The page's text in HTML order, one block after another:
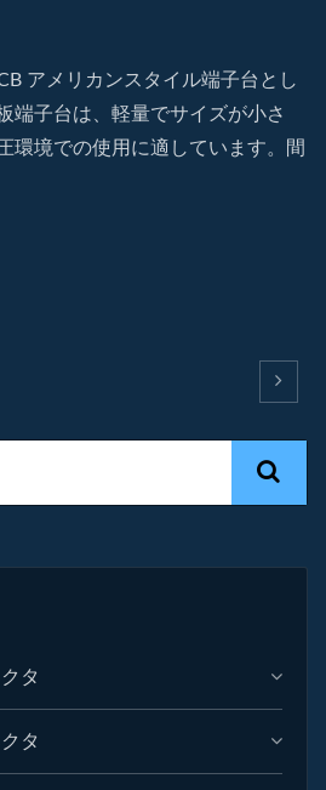
アメリカンスタイル端子台とし
端子台は、軽量でサイズが小さ
環境での使用に適しています。間
が一般的です。
タ
タ